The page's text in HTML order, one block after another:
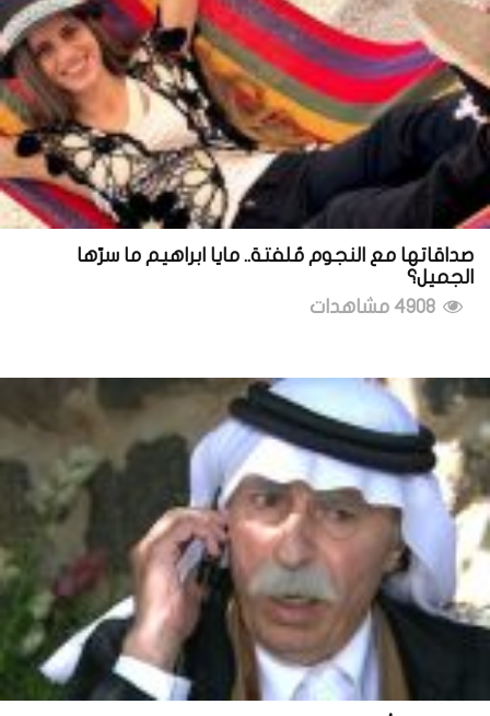
صداقاتها مع النجوم مُلفتة.. مايا ابراهيم ما سرّها
الجميل؟